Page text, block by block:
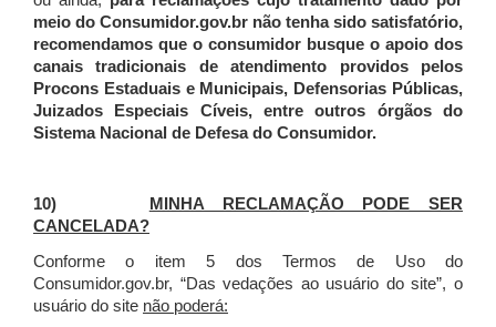
meio do Consumidor.gov.br não tenha sido satisfatório,
recomendamos que o consumidor busque o apoio dos
canais tradicionais de atendimento providos pelos
Procons Estaduais e Municipais, Defensorias Públicas,
Juizados Especiais Cíveis, entre outros órgãos do
Sistema Nacional de Defesa do Consumidor.
10)
MINHA RECLAMAÇÃO PODE SER
CANCELADA?
Conforme o item 5 dos Termos de Uso do
Consumidor.gov.br, “Das vedações ao usuário do site”, o
usuário do site não poderá: